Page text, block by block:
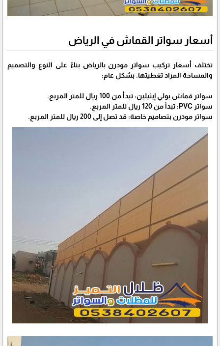
أسعار سواتر القماش في الرياض
تختلف أسعار تركيب سواتر مودرن بالرياض بناءً على النوع والتصميم
والمساحة المراد تغطيتها. بشكل عام:
سواتر قماش بولي إيثيلين: تبدأ من 100 ريال للمتر المربع.
سواتر PVC: تبدأ من 120 ريال للمتر المربع.
سواتر مودرن بتصاميم خاصة: قد تصل إلى 200 ريال للمتر المربع.